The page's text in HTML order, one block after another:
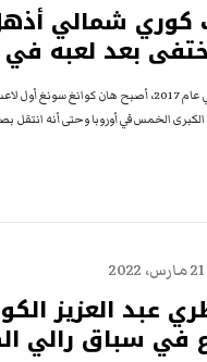
كوري شمالي
بعد لعبه
وطن – في عام 2017، أصبح هان كوانغ
الكبرى الخمس في أوروبا وحتى أنه انتقل
21 مارس، 2022
عبد العزيز
في سباق رالي